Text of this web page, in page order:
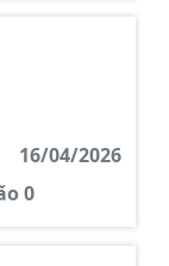
16/04/2026
0